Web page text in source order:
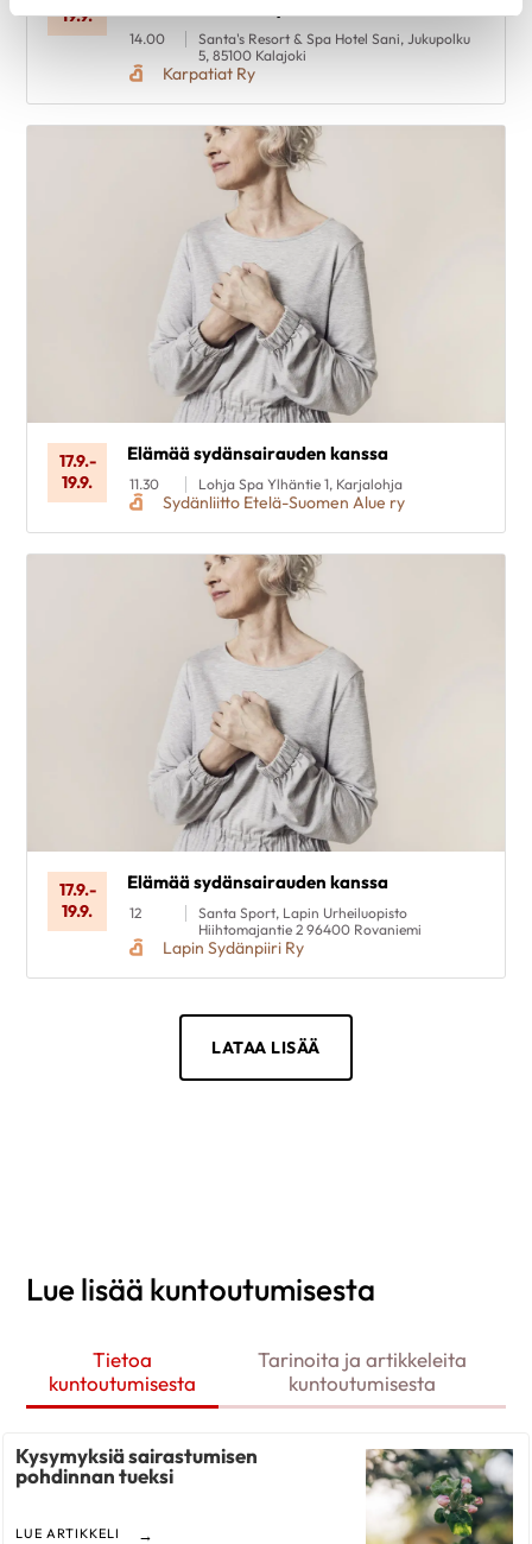
19.9.
14.00
Santa's Resort & Spa Hotel Sani, Jukupolku
5, 85100 Kalajoki
Karpatiat Ry
17.9.-
19.9.
Elämää sydänsairauden kanssa
11.30 Lohja Spa Ylhäntie 1, Karjalohja
Sydänliitto Etelä-Suomen Alue ry
17.9.-
19.9.
Elämää sydänsairauden kanssa
12
Santa Sport, Lapin Urheiluopisto
Hiihtomajantie 2 96400 Rovaniemi
Lapin Sydänpiiri Ry
LATAA LISÄÄ
Lue lisää kuntoutumisesta
Tietoa
kuntoutumisesta
Tarinoita ja artikkeleita
kuntoutumisesta
Kysymyksiä sairastumisen
pohdinnan tueksi
LUE ARTIKKELI